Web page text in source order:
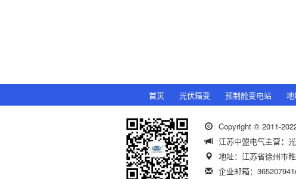
首页 光伏箱变 预制舱变电站 地
Copyright © 2011-
江苏中盟电气主营：
地址：江苏省徐州市
企业邮箱：